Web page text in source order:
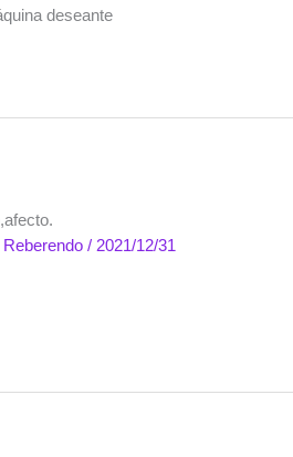
deseante
Reberendo/ 2021/12/31